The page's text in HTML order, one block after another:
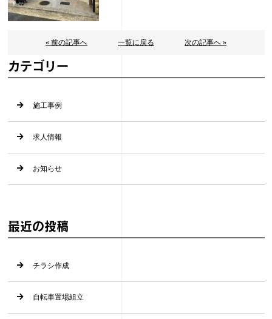
« 前の記事へ 一覧に戻る 次の記事へ »
カテゴリー
施工事例
求人情報
お知らせ
最近の投稿
チラシ作成
自転車置場組立